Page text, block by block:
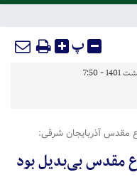
پ
مقدس آذربایجان شرقی:
مقدس بی‌بدیل بود